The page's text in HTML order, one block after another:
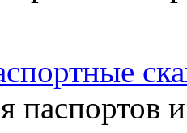
паспортов